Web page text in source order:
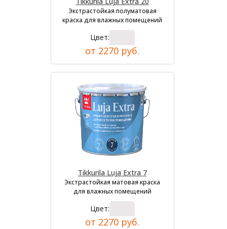
Экстрастойкая полуматовая
краска для влажных помещений
Цвет:
от 2270 руб.
Tikkurila Luja Extra 7
Экстрастойкая матовая краска
для влажных помещений
Цвет:
от 2270 руб.